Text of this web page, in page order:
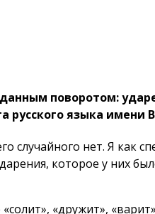
поворотом:
русского языка
случайного нет. Я как
которое у них
«дружит»,